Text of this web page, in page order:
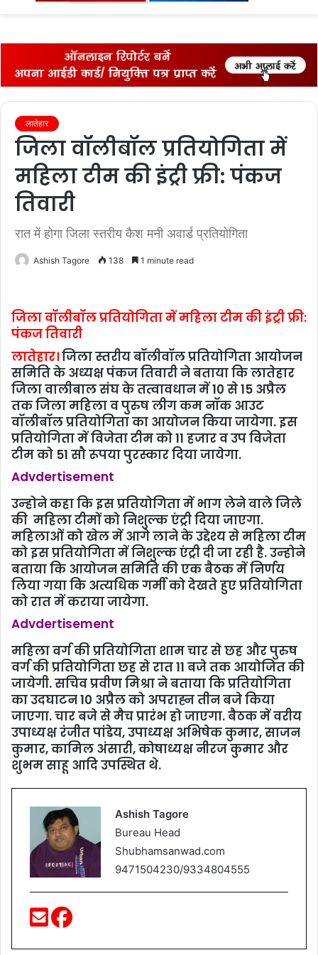
लातेहार
जिला वॉलीबॉल प्रतियोगिता में
महिला टीम की इंट्री फ्री: पंकज
तिवारी
रात में होगा जिला स्तरीय कैश मनी अवार्ड प्रतियोगिता
Ashish Tagore 138 1 minute read
जिला वॉलीबॉल प्रतियोगिता में महिला टीम की इंट्री फ्री:
पंकज तिवारी
लातेहार।जिला स्‍तरीय बॉलीवॉल प्रतियोगिता आयोजन
समिति के अध्‍यक्ष पंकज तिवारी ने बताया कि लातेहार
जिला वालीबाल संघ के तत्वावधान में 10 से 15 अप्रैल
तक जिला महिला व पुरुष लीग कम नॉक आउट
वॉलीबॉल प्रतियोगिता का आयोजन किया जायेगा. इस
प्रतियोगिता में विजेता टीम को 11 हजार व उप विजेता
टीम को 51 सौ रूपया पुरस्‍कार दिया जायेगा.
Advdertisement
उन्‍होने कहा कि इस प्रतियोगिता में भाग लेने वाले जिले
की महिला टीमों को निशुल्क एंट्री दिया जाएगा.
महिलाओं को खेल में आगे लाने के उद्देश्य से महिला टीम
को इस प्रतियोगिता में निशुल्क एंट्री दी जा रही है. उन्‍होने
बताया कि आयोजन समिति की एक बैठक में निर्णय
लिया गया कि अत्यधिक गर्मी को देखते हुए प्रतियोगिता
को रात में कराया जायेगा.
Advdertisement
महिला वर्ग की प्रतियोगिता शाम चार से छह और पुरुष
वर्ग की प्रतियोगिता छह से रात 11 बजे तक आयोजित की
जायेगी. सचिव प्रवीण मिश्रा ने बताया कि प्रतियोगिता
का उदघाटन 10 अप्रैल को अपराह्न तीन बजे किया
जाएगा. चार बजे से मैच प्रारंभ हो जाएगा. बैठक में वरीय
उपाध्यक्ष रंजीत पांडेय, उपाध्यक्ष अभिषेक कुमार, साजन
कुमार, कामिल अंसारी, कोषाध्यक्ष नीरज कुमार और
शुभम साहू आदि उपस्थित थे.
Ashish Tagore
Bureau Head
Shubhamsanwad.com
9471504230/9334804555